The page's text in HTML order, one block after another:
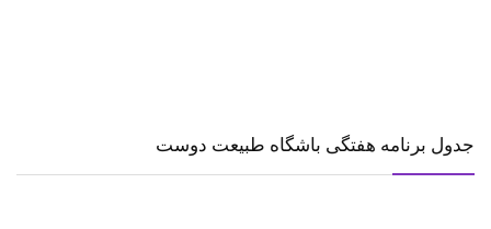
جدول برنامه هفتگی باشگاه طبیعت دوست